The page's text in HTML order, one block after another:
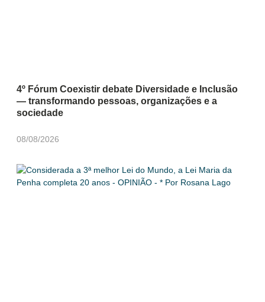
4º Fórum Coexistir debate Diversidade e Inclusão
— transformando pessoas, organizações e a
sociedade
08/08/2026